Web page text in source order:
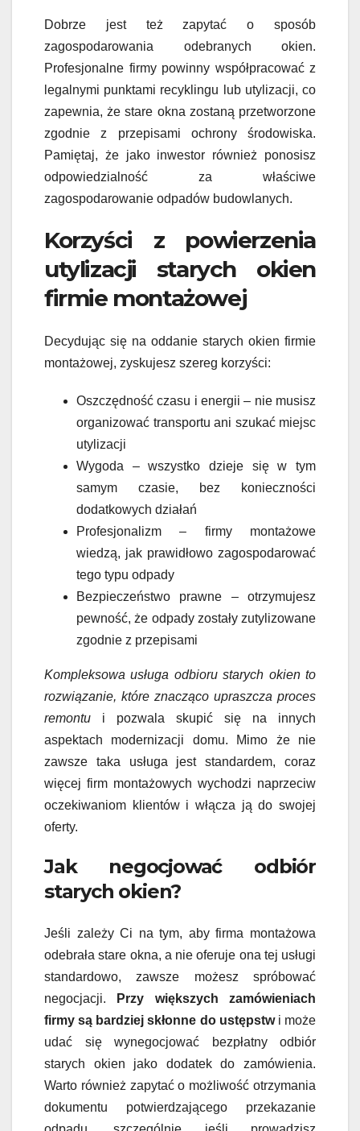
Dobrze jest też zapytać o sposób
zagospodarowania odebranych okien.
Profesjonalne firmy powinny współpracować z
legalnymi punktami recyklingu lub utylizacji, co
zapewnia, że stare okna zostaną przetworzone
zgodnie z przepisami ochrony środowiska.
Pamiętaj, że jako inwestor również ponosisz
odpowiedzialność za właściwe
zagospodarowanie odpadów budowlanych.
Korzyści z powierzenia
utylizacji starych okien
firmie montażowej
Decydując się na oddanie starych okien firmie
montażowej, zyskujesz szereg korzyści:
Oszczędność czasu i energii – nie musisz
organizować transportu ani szukać miejsc
utylizacji
Wygoda – wszystko dzieje się w tym
samym czasie, bez konieczności
dodatkowych działań
Profesjonalizm – firmy montażowe
wiedzą, jak prawidłowo zagospodarować
tego typu odpady
Bezpieczeństwo prawne – otrzymujesz
pewność, że odpady zostały zutylizowane
zgodnie z przepisami
Kompleksowa usługa odbioru starych okien to
rozwiązanie, które znacząco upraszcza proces
remontu i pozwala skupić się na innych
aspektach modernizacji domu. Mimo że nie
zawsze taka usługa jest standardem, coraz
więcej firm montażowych wychodzi naprzeciw
oczekiwaniom klientów i włącza ją do swojej
oferty.
Jak negocjować odbiór
starych okien?
Jeśli zależy Ci na tym, aby firma montażowa
odebrała stare okna, a nie oferuje ona tej usługi
standardowo, zawsze możesz spróbować
negocjacji.
Przy większych zamówieniach
firmy są bardziej skłonne do ustępstwi może
udać się wynegocjować bezpłatny odbiór
starych okien jako dodatek do zamówienia.
Warto również zapytać o możliwość otrzymania
dokumentu potwierdzającego przekazanie